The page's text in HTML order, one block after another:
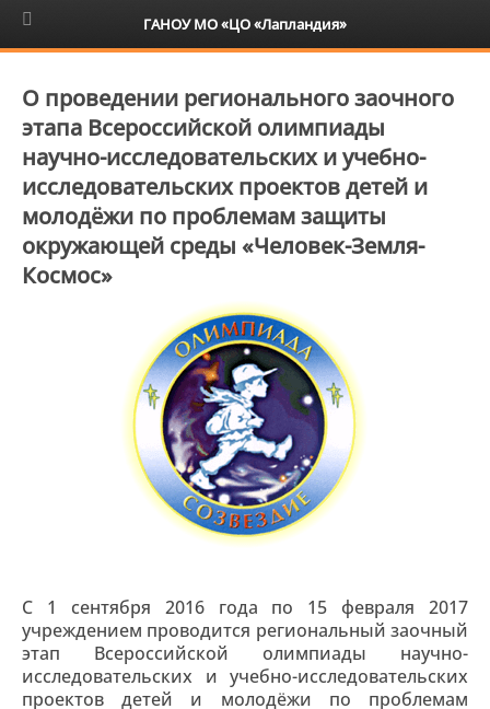
6+
О проведении регионального заочного
этапа Всероссийской олимпиады
научно-исследовательских и учебно-
исследовательских проектов детей и
молодёжи по проблемам защиты
окружающей среды «Человек-Земля-
Космос»
С 1 сентября 2016 года по 15 февраля 2017
учреждением проводится региональный заочный
этап Всероссийской олимпиады научно-
исследовательских и учебно-исследовательских
проектов детей и молодёжи по проблемам
ГАНОУ МО «ЦО «Лапландия»